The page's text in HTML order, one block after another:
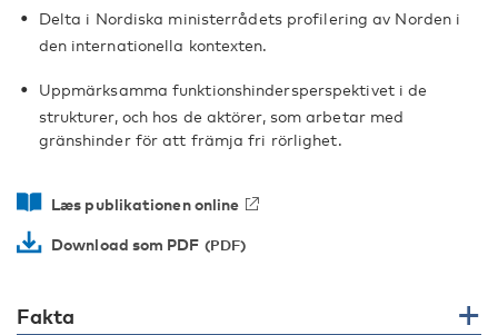
Delta i Nordiska ministerrådets profilering av Norden i
den internationella kontexten.
Uppmärksamma funktionshindersperspektivet i de
strukturer, och hos de aktörer, som arbetar med
gränshinder för att främja fri rörlighet.
Læs publikationen online
Download som PDF
Fakta